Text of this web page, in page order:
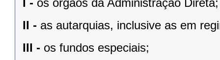
I - os órgãos da Administração Direta;
II - as autarquias, inclusive as em
III - os fundos especiais;